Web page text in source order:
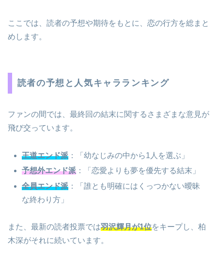
ここでは、読者の予想や期待をもとに、恋の行方を総まと
めします。
読者の予想と人気キャラランキング
ファンの間では、最終回の結末に関するさまざまな意見が
飛び交っています。
王道エンド派 ：「幼なじみの中から1人を選ぶ」
予想外エンド派 ：「恋愛よりも夢を優先する結末」
全員エンド派 ：「誰とも明確にはくっつかない曖昧
な終わり方」
また、最新の読者投票では羽沢輝月が1位をキープし、柏
木深がそれに続いています。